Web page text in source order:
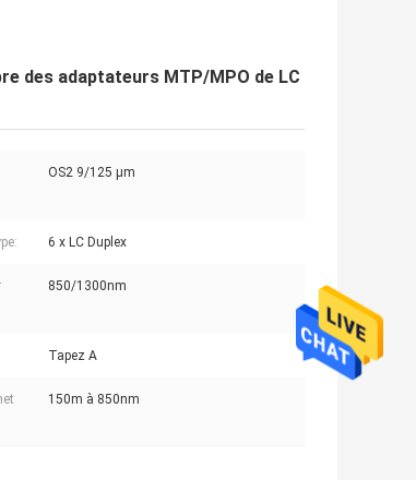
des adaptateurs MTP/MPO de LC
OS2 9/125 μm
6 x LC Duplex
850/1300nm
Tapez A
150m à 850nm